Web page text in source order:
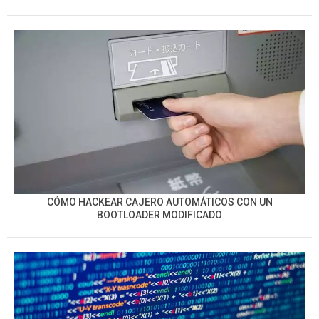
CÓMO HACKEAR CAJERO AUTOMÁTICOS CON UN
BOOTLOADER MODIFICADO